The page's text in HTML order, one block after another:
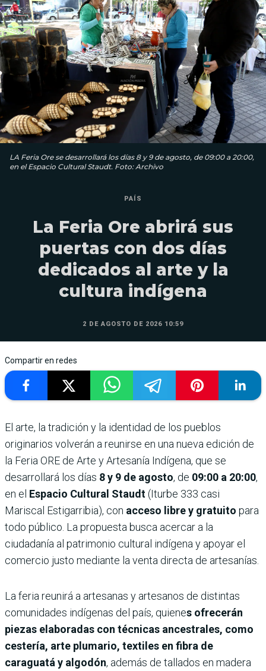
LA Feria Ore se desarrollará los días 8 y 9 de agosto, de 09:00 a 20:00,
en el Espacio Cultural Staudt. Foto: Archivo
PAÍS
La Feria Ore abrirá sus
puertas con dos días
dedicados al arte y la
cultura indígena
2 DE AGOSTO DE 2026 10:59
Compartir en redes
El arte, la tradición y la identidad de los pueblos
originarios volverán a reunirse en una nueva edición de
la Feria ORE de Arte y Artesanía Indígena, que se
desarrollará los días 8 y 9 de agosto, de 09:00 a 20:00,
en el Espacio Cultural Staudt(Iturbe 333 casi
Mariscal Estigarribia), con acceso libre y gratuito para
todo público. La propuesta busca acercar a la
ciudadanía al patrimonio cultural indígena y apoyar el
comercio justo mediante la venta directa de artesanías.
La feria reunirá a artesanas y artesanos de distintas
comunidades indígenas del país, quienes ofrecerán
piezas elaboradas con técnicas ancestrales, como
cestería, arte plumario, textiles en fibra de
caraguatá y algodón, además de tallados en madera